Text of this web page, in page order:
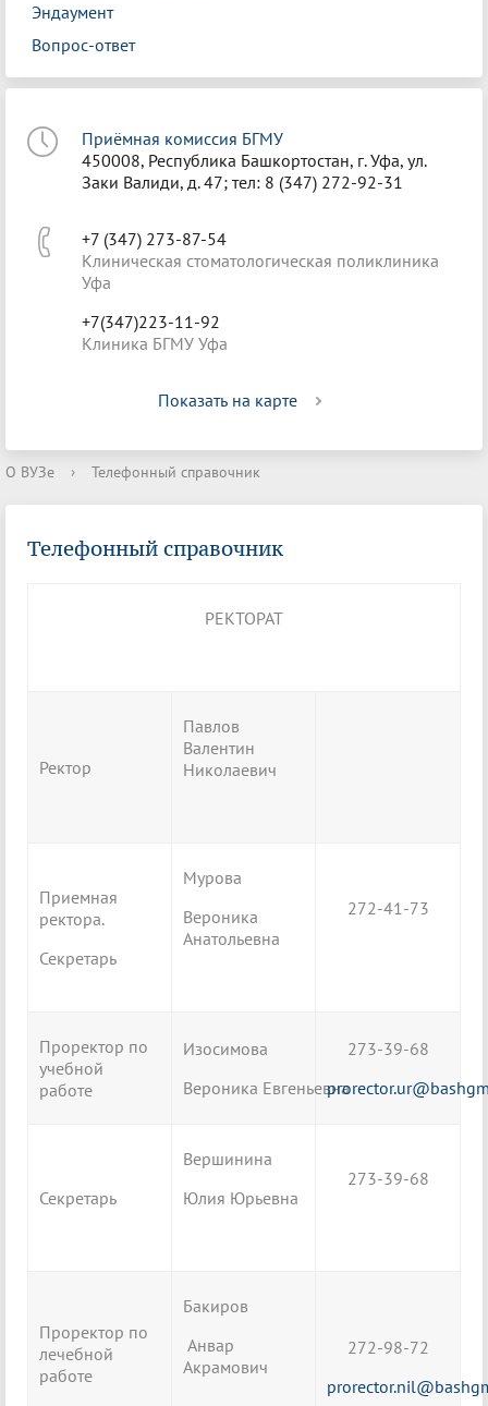
Эндаумент
Вопрос-ответ
Приёмная комиссия БГМУ
450008, Республика Башкортостан, г. Уфа, ул.
Заки Валиди, д. 47; тел: 8 (347) 272-92-31
+7 (347) 273-87-54
Клиническая стоматологическая поликлиника
Уфа
+7(347)223-11-92
Клиника БГМУ Уфа
Показать на карте
О ВУЗе › Телефонный справочник
Телефонный справочник
РЕКТОРАТ
Ректор
Павлов
Валентин
Николаевич
Приемная
ректора.
Секретарь
Мурова
Вероника
Анатольевна
272-41-73
Проректор по
учебной
работе
Изосимова
Вероника Евгеньевна
273-39-68
Секретарь
Вершинина
Юлия Юрьевна
273-39-68
Проректор по
лечебной
работе
Бакиров
Анвар
Акрамович
272-98-72